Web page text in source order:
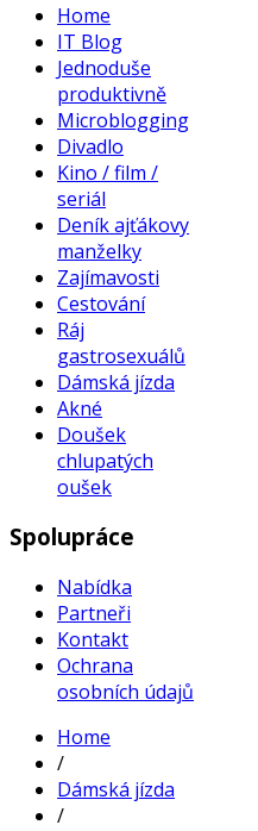
Home
IT Blog
Jednoduše
produktivně
Microblogging
Divadlo
Kino / film /
seriál
Deník ajťákovy
manželky
Zajímavosti
Cestování
Ráj
gastrosexuálů
Dámská jízda
Akné
Doušek
chlupatých
oušek
Spolupráce
Nabídka
Partneři
Kontakt
Ochrana
osobních údajů
Home
/
Dámská jízda
/